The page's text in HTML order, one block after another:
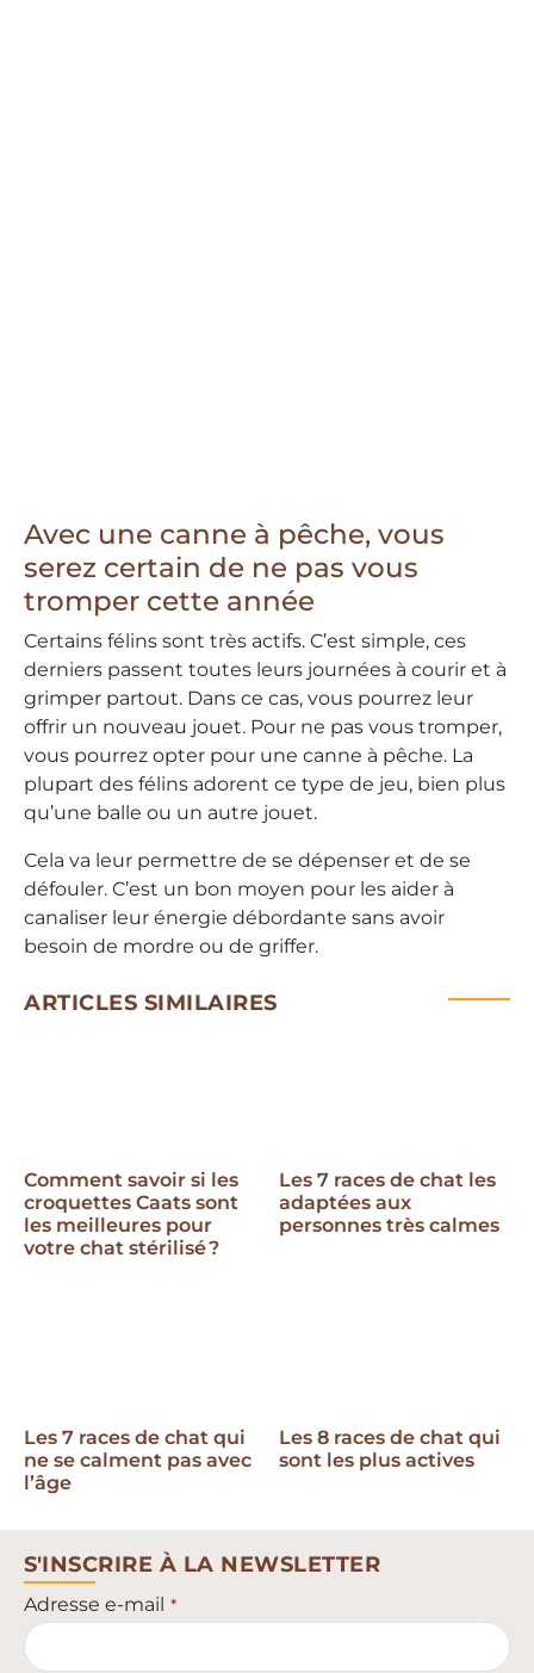
Avec une canne à pêche, vous
serez certain de ne pas vous
tromper cette année
Certains félins sont très actifs. C’est simple, ces
derniers passent toutes leurs journées à courir et à
grimper partout. Dans ce cas, vous pourrez leur
offrir un nouveau jouet. Pour ne pas vous tromper,
vous pourrez opter pour une canne à pêche. La
plupart des félins adorent ce type de jeu, bien plus
qu’une balle ou un autre jouet.
Cela va leur permettre de se dépenser et de se
défouler. C’est un bon moyen pour les aider à
canaliser leur énergie débordante sans avoir
besoin de mordre ou de griffer.
ARTICLES SIMILAIRES
Comment savoir si les
croquettes Caats sont
les meilleures pour
votre chat stérilisé ?
Les 7 races de chat les
adaptées aux
personnes très calmes
Les 7 races de chat qui
ne se calment pas avec
l’âge
Les 8 races de chat qui
sont les plus actives
S'INSCRIRE À LA NEWSLETTER
Adresse e-mail *